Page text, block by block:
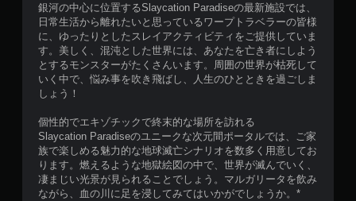
銀河の中心に位置するSlaycation Paradiseの最新施設では、
日常生活から離れたいと思っているワープトラベラーの皆様
に、ゆったりとしたスレイアクティビティをご提供していま
す。美しく、混沌とした世界には、あなたを亡き者にしよう
とするモンスターがたくさんいます。周囲の世界が枯死して
いく中で、悩み事を吹き飛ばし、人生のひとときを過ごしま
しょう！
個性的でエキゾチックで終末的な場所を訪れる
Slaycation Paradiseのユニークな次元間ポータルでは、ご家
族で楽しめる魅力的な地球滅亡シナリオを数多く用意してお
ります。燃えるような地獄絵図の中で、世界が滅んでいく、
凄まじい光景が見られることでしょう。マルガリータを飲み
ながら、血の川に足を浸してみてはいかがでしょうか。*